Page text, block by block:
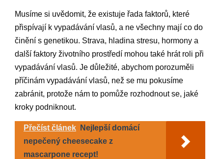
Musíme si uvědomit, že existuje řada faktorů, které
přispívají k vypadávání vlasů, a ne všechny mají co do
činění s genetikou. Strava, hladina stresu, hormony a
další faktory životního prostředí mohou také hrát roli při
vypadávání vlasů. Je důležité, abychom porozuměli
příčinám vypadávání vlasů, než se mu pokusíme
zabránit, protože nám to pomůže rozhodnout se, jaké
kroky podniknout.
Přečíst článek
Nejlepší domácí
nepečený cheesecake z
mascarpone recept!